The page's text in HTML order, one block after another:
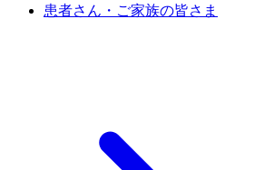
患者さん・ご家族の皆さま